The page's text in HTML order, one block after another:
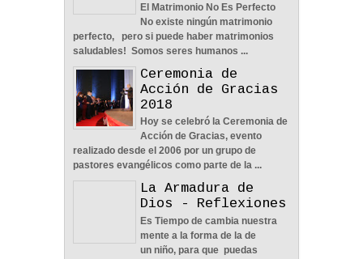
Pesar De Las
Circunstancias - Reflexión
04 Jun 2022
En Busca De La Pareja
Adecuada - Reflexión
2022 0
El Matrimonio No Es Perfecto
No existe ningún matrimonio
perfecto, pero si puede haber matrimonios
saludables! Somos seres humanos ...
Ceremonia de
Acción de Gracias
2018
Hoy se celebró la Ceremonia de
Acción de Gracias, evento
realizado desde el 2006 por un grupo de
pastores evangélicos como parte de la ...
La Armadura de
Dios - Reflexiones
Es Tiempo de cambia nuestra
mente a la forma de la de
un niño, para que puedas